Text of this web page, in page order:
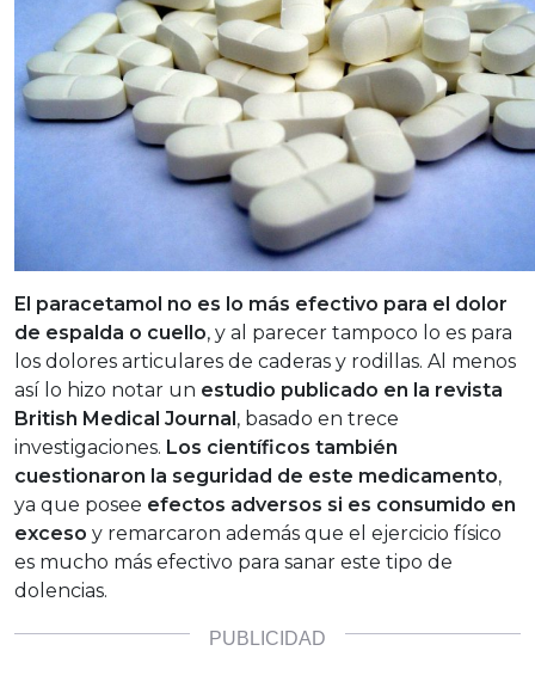
El paracetamol no es lo más efectivo para el dolor
de espalda o cuello, y al parecer tampoco lo es para
los dolores articulares de caderas y rodillas. Al menos
así lo hizo notar un estudio publicado en la revista
British Medical Journal, basado en trece
investigaciones. Los científicos también
cuestionaron la seguridad de este medicamento,
ya que posee efectos adversos si es consumido en
exceso y remarcaron además que el ejercicio físico
es mucho más efectivo para sanar este tipo de
dolencias.